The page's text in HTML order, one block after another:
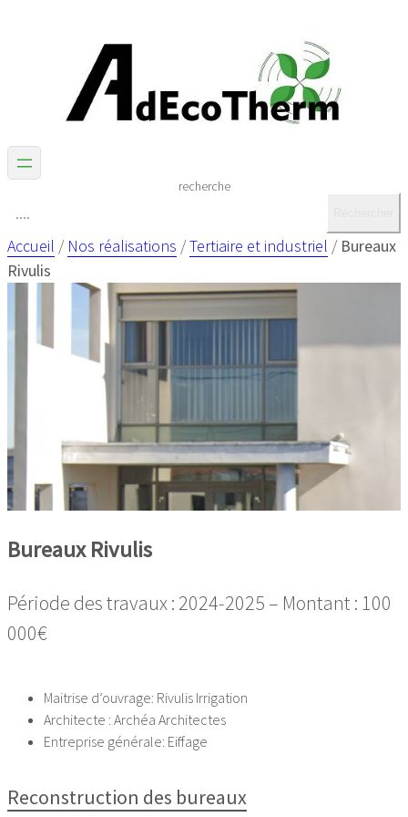
recherche
Accueil / Nos réalisations /Tertiaire et industriel / Bureaux
Rivulis
Bureaux Rivulis
Période des travaux : 2024-2025 – Montant : 100
000€
Maitrise d’ouvrage: Rivulis Irrigation
Architecte : Archéa Architectes
Entreprise générale: Eiffage
Reconstruction des bureaux